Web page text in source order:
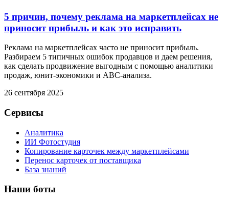
5 причин, почему реклама на маркетплейсах не
приносит прибыль и как это исправить
Реклама на маркетплейсах часто не приносит прибыль.
Разбираем 5 типичных ошибок продавцов и даем решения,
как сделать продвижение выгодным с помощью аналитики
продаж, юнит-экономики и ABC-анализа.
26 сентября 2025
Сервисы
Аналитика
ИИ Фотостудия
Копирование карточек между маркетплейсами
Перенос карточек от поставщика
База знаний
Наши боты